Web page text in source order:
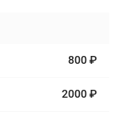
800 ₽
2000 ₽